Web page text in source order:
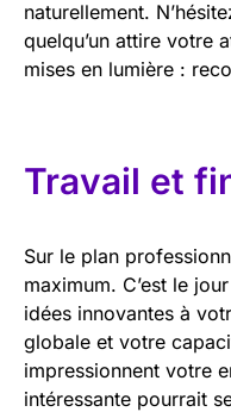
naturellement.
quelqu’un attire votre
mises en lumière :
Travail et
Sur le plan
maximum. C’est le
idées innovantes à
globale et votre
impressionnent votre
intéressante pourrait